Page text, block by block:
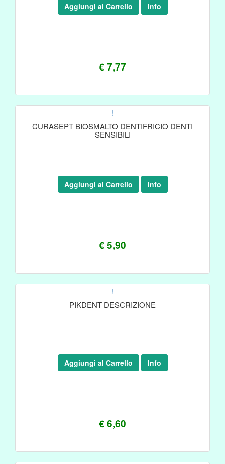
€ 7,77
Aggiungi al Carrello Info
!
CURASEPT BIOSMALTO DENTIFRICIO DENTI
SENSIBILI
€ 5,90
Aggiungi al Carrello Info
!
PIKDENT DESCRIZIONE
€ 6,60
Aggiungi al Carrello Info